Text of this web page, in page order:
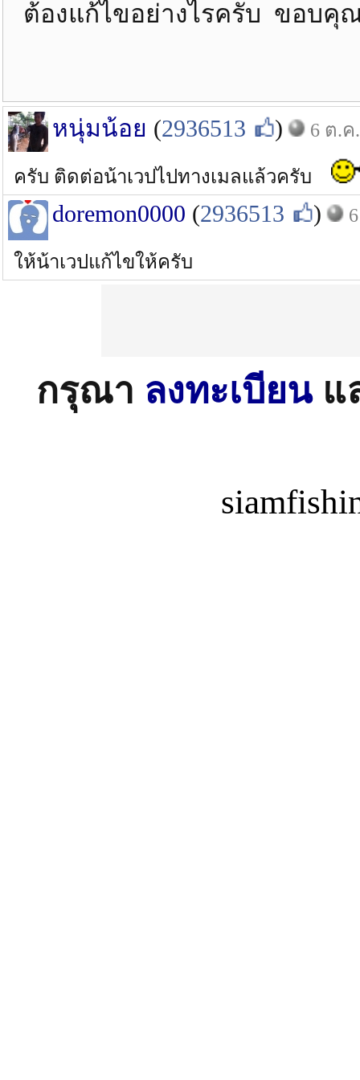
ต้องแก้ไขอย่างไรครับ ขอบคุ
หนุ่มน้อย (2936513 ) 6 ต.ค
ครับ ติดต่อน้าเวปไปทางเมลแล้วครับ
doremon0000 (2936513 )
ให้น้าเวปแก้ไขให้ครับ
กรุณา ลงทะเบียนแ